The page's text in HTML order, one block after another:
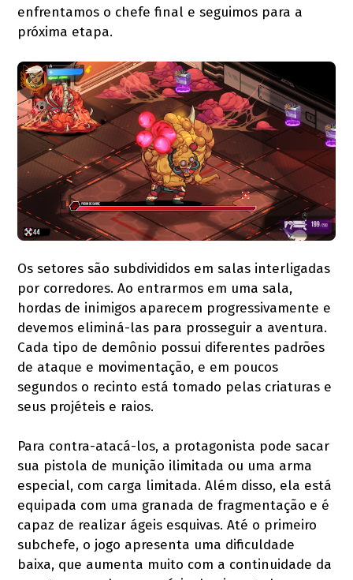
enfrentamos o chefe final e seguimos para a
próxima etapa.
Os setores são subdivididos em salas interligadas
por corredores. Ao entrarmos em uma sala,
hordas de inimigos aparecem progressivamente e
devemos eliminá-las para prosseguir a aventura.
Cada tipo de demônio possui diferentes padrões
de ataque e movimentação, e em poucos
segundos o recinto está tomado pelas criaturas e
seus projéteis e raios.
Para contra-atacá-los, a protagonista pode sacar
sua pistola de munição ilimitada ou uma arma
especial, com carga limitada. Além disso, ela está
equipada com uma granada de fragmentação e é
capaz de realizar ágeis esquivas. Até o primeiro
subchefe, o jogo apresenta uma dificuldade
baixa, que aumenta muito com a continuidade da